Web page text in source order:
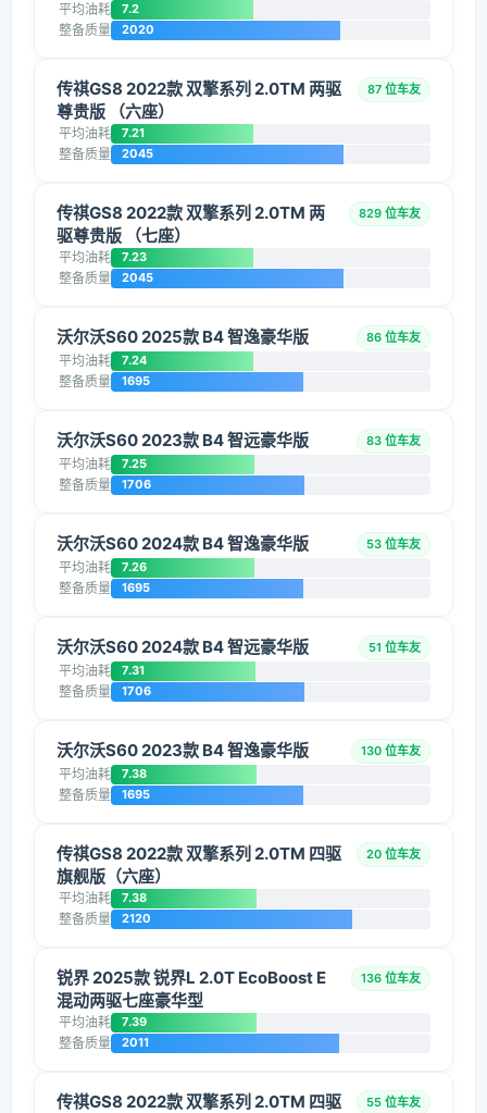
平均油耗 7.2
整备质量 2020
传祺GS8 2022款 双擎系列 2.0TM 两驱
尊贵版 （六座）
87 位车友
平均油耗 7.21
整备质量 2045
传祺GS8 2022款 双擎系列 2.0TM 两
驱尊贵版 （七座）
829 位车友
平均油耗 7.23
整备质量 2045
沃尔沃S60 2025款 B4 智逸豪华版 86 位车友
平均油耗 7.24
整备质量 1695
沃尔沃S60 2023款 B4 智远豪华版 83 位车友
平均油耗 7.25
整备质量 1706
沃尔沃S60 2024款 B4 智逸豪华版 53 位车友
平均油耗 7.26
整备质量 1695
沃尔沃S60 2024款 B4 智远豪华版 51 位车友
平均油耗 7.31
整备质量 1706
沃尔沃S60 2023款 B4 智逸豪华版 130 位车友
平均油耗 7.38
整备质量 1695
传祺GS8 2022款 双擎系列 2.0TM 四驱
旗舰版（六座）
20 位车友
平均油耗 7.38
整备质量 2120
锐界 2025款 锐界L 2.0T EcoBoost E
混动两驱七座豪华型
136 位车友
平均油耗 7.39
整备质量 2011
传祺GS8 2022款 双擎系列 2.0TM 四驱
55 位车友